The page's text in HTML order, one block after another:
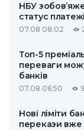
НБУ
статус
07.08 08:02
Топ-5
переваги
банків
07.08 06:50
Нові ліміти
перекази вже